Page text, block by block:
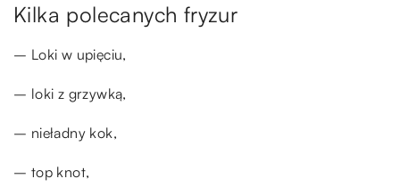
Kilka polecanych fryzur
– Loki w upięciu,
– loki z grzywką,
– nieładny kok,
– top knot,